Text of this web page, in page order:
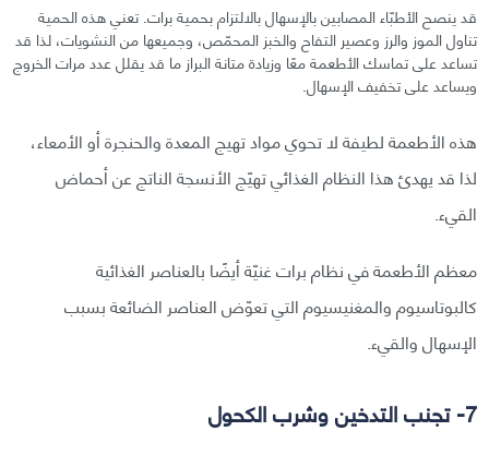
قد ينصح الأطبّاء المصابين بالإسهال بالالتزام بحمية برات. تعني هذه الحمية
تناول الموز والرز وعصير التفاح والخبز المحمّص، وجميعها من النشويات، لذا قد
تساعد على تماسك الأطعمة معًا وزيادة متانة البراز ما قد يقلل عدد مرات الخروج
ويساعد على تخفيف الإسهال.
هذه الأطعمة لطيفة لا تحوي مواد تهيج المعدة والحنجرة أو الأمعاء،
لذا قد يهدئ هذا النظام الغذائي تهيّج الأنسجة الناتج عن أحماض
القيء.
معظم الأطعمة في نظام برات غنيّة أيضًا بالعناصر الغذائية
كالبوتاسيوم والمغنيسيوم التي تعوّض العناصر الضائعة بسبب
الإسهال والقيء.
7- تجنب التدخين وشرب الكحول